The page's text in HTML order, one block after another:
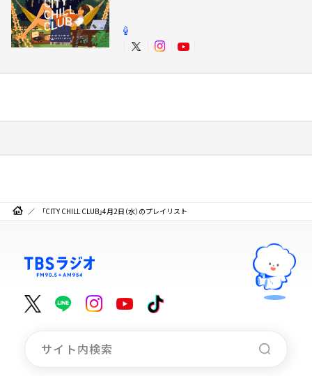
「CITY CHILL CLUB」4月2日（水）のプレイリスト